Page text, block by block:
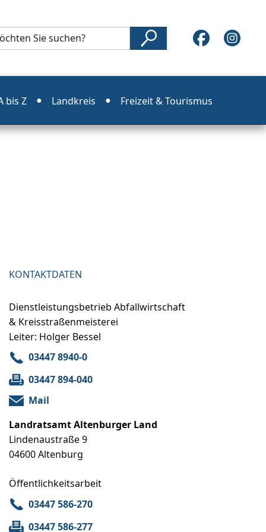
bis Z Landkreis Freizeit & Tourismus
KONTAKTDATEN
Dienstleistungsbetrieb Abfallwirtschaft
& Kreisstraßenmeisterei
Leiter: Holger Bessel
03447 8940-0
03447 894-040
Mail
Landratsamt Altenburger Land
Lindenaustraße 9
04600 Altenburg
Öffentlichkeitsarbeit
03447 586-270
03447 586-277